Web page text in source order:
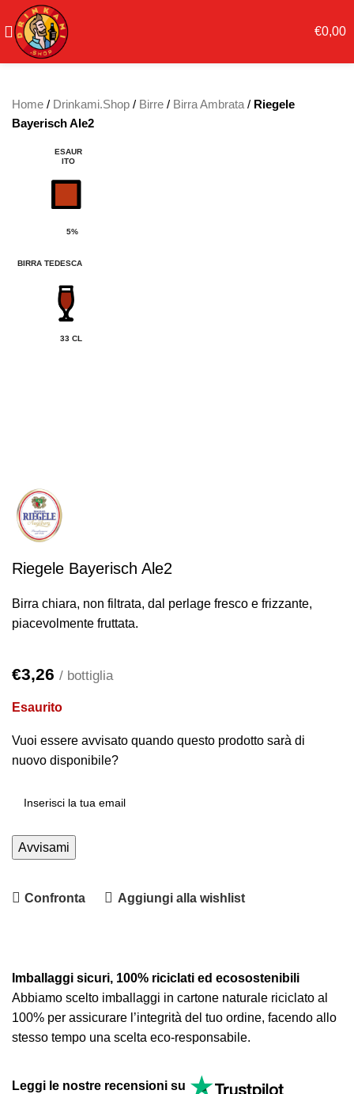
€0,00
Home / Drinkami.Shop / Birre / Birra Ambrata / Riegele
Bayerisch Ale2
ESAUR
ITO
5%
BIRRA TEDESCA
33 CL
Riegele Bayerisch Ale2
Birra chiara, non filtrata, dal perlage fresco e frizzante,
piacevolmente fruttata.
€3,26 / bottiglia
Esaurito
Vuoi essere avvisato quando questo prodotto sarà di
nuovo disponibile?
Avvisami
Confronta Aggiungi alla wishlist
Imballaggi sicuri, 100% riciclati ed ecosostenibili
Abbiamo scelto imballaggi in cartone naturale riciclato al
100% per assicurare l’integrità del tuo ordine, facendo allo
stesso tempo una scelta eco-responsabile.
Leggi le nostre recensioni su